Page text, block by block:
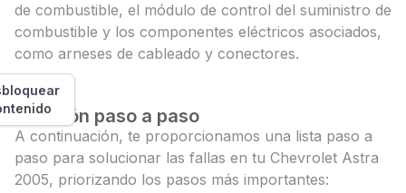
de combustible, el módulo de control del suministro de
combustible y los componentes eléctricos asociados,
como arneses de cableado y conectores.
Solución paso a paso
A continuación, te proporcionamos una lista paso a
paso para solucionar las fallas en tu Chevrolet Astra
2005, priorizando los pasos más importantes: